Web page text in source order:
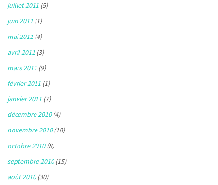
juillet 2011 (5)
juin 2011 (1)
mai 2011 (4)
avril 2011 (3)
mars 2011 (9)
février 2011 (1)
janvier 2011 (7)
décembre 2010(4)
novembre 2010(18)
octobre 2010(8)
septembre 2010(15)
août 2010(30)